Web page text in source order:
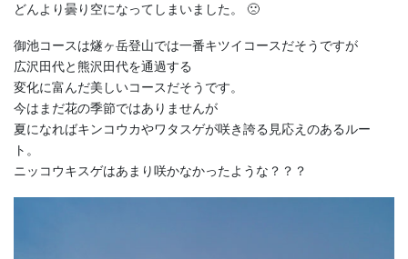
どんより曇り空になってしまいました。 🙁
御池コースは燧ヶ岳登山では一番キツイコースだそうですが
広沢田代と熊沢田代を通過する
変化に富んだ美しいコースだそうです。
今はまだ花の季節ではありませんが
夏になればキンコウカやワタスゲが咲き誇る見応えのあるルー
ト。
ニッコウキスゲはあまり咲かなかったような？？？